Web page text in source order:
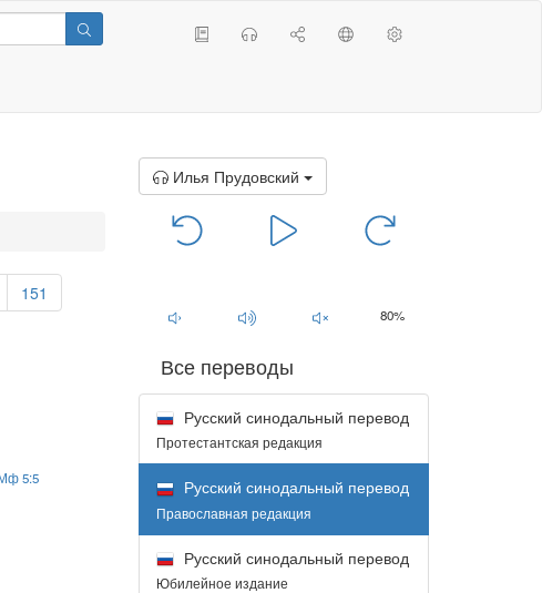
151
5:5
Илья Прудовский
80%
Все переводы
Русский синодальный перевод
Протестантская редакция
Русский синодальный перевод
Православная редакция
Русский синодальный перевод
Юбилейное издание